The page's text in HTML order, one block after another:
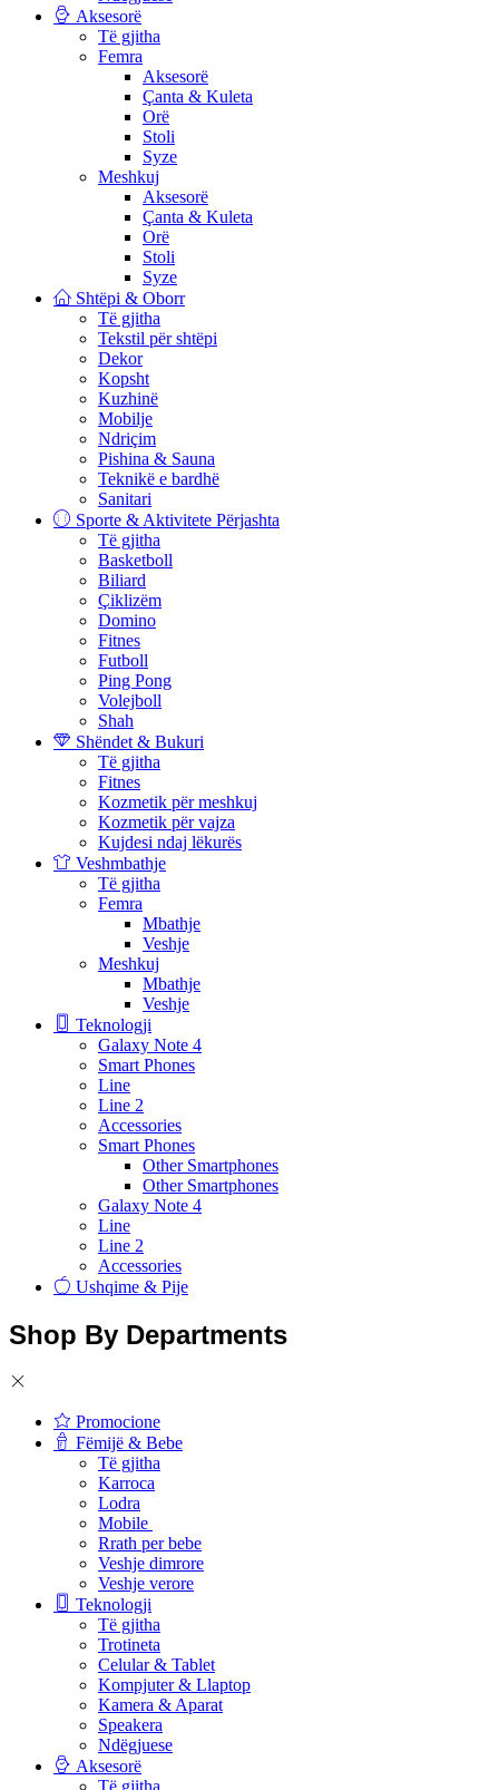
Aksesorë
Të gjitha
Femra
Aksesorë
Çanta & Kuleta
Orë
Stoli
Syze
Meshkuj
Aksesorë
Çanta & Kuleta
Orë
Stoli
Syze
Shtëpi & Oborr
Të gjitha
Tekstil për shtëpi
Dekor
Kopsht
Kuzhinë
Mobilje
Ndriçim
Pishina & Sauna
Teknikë e bardhë
Sanitari
Sporte & Aktivitete Përjashta
Të gjitha
Basketboll
Biliard
Çiklizëm
Domino
Fitnes
Futboll
Ping Pong
Volejboll
Shah
Shëndet & Bukuri
Të gjitha
Fitnes
Kozmetik për meshkuj
Kozmetik për vajza
Kujdesi ndaj lëkurës
Veshmbathje
Të gjitha
Femra
Mbathje
Veshje
Meshkuj
Mbathje
Veshje
Teknologji
Galaxy Note 4
Smart Phones
Line
Line 2
Accessories
Smart Phones
Other Smartphones
Other Smartphones
Galaxy Note 4
Line
Line 2
Accessories
Ushqime & Pije
Shop By Departments
Promocione
Fëmijë & Bebe
Të gjitha
Karroca
Lodra
Mobile
Rrath per bebe
Veshje dimrore
Veshje verore
Teknologji
Të gjitha
Trotineta
Celular & Tablet
Kompjuter & Llaptop
Kamera & Aparat
Speakera
Ndëgjuese
Aksesorë